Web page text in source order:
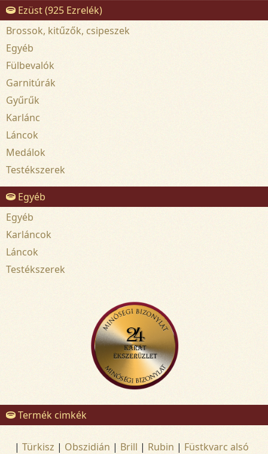
Ezüst (925 Ezrelék)
Brossok, kitűzők, csipeszek
Egyéb
Fülbevalók
Garnitúrák
Gyűrűk
Karlánc
Láncok
Medálok
Testékszerek
Egyéb
Egyéb
Karláncok
Láncok
Testékszerek
Termék cimkék
| Türkisz | Obszidián | Brill | Rubin | Füstkvarc alsó